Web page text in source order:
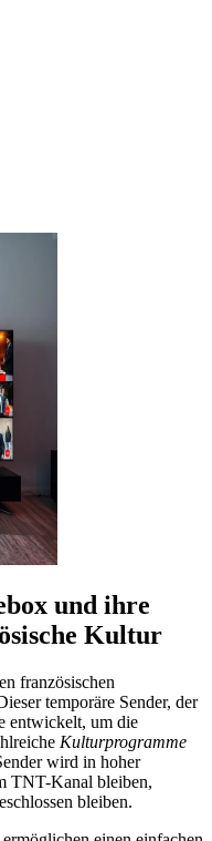
und ihre
Kultur
französischen
temporäre Sender, der
entwickelt, um die
Kulturprogramme
wird in hoher
TNT-Kanal bleiben,
bleiben.